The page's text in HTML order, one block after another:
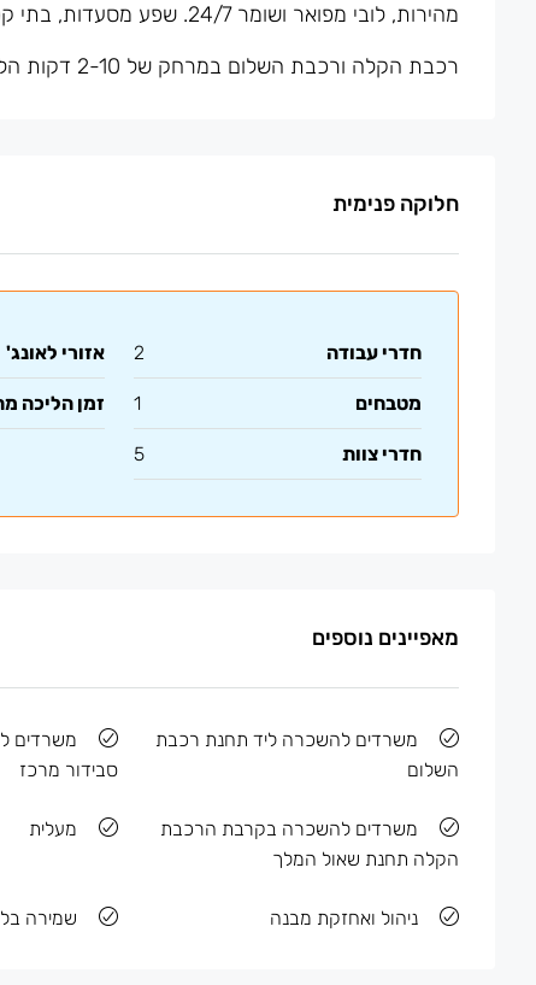
מהירות, לובי מפואר ושומר 24/7. שפע מסעדות, בתי קפה, תחבורה ציבורית, מקומות פנאי ובילוי.
רכבת הקלה ורכבת השלום במרחק של 2-10 דקות הליכה.
חלוקה פנימית
חדרי עבודה 2 אזורי לאונג'
מטבחים 1 זמן הליכה
חדרי צוות 5
מאפיינים נוספים
משרדים להשכרה ליד תחנת רכבת
השלום
משרדים
סבידור מרכז
משרדים להשכרה בקרבת הרכבת
הקלה תחנת שאול המלך
מעלית
ניהול ואחזקת מבנה שמירה